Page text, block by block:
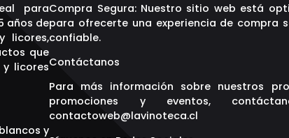
para
años de
licores,
que
licores
y
Compra Segura: Nuestro sitio web está
para ofrecerte una experiencia de compra
confiable.
Contáctanos
Para más información sobre nuestros
promociones y eventos,
contactoweb@lavinoteca.cl